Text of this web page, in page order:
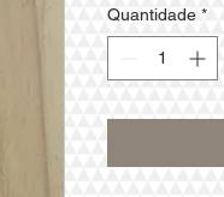
Quantidade *